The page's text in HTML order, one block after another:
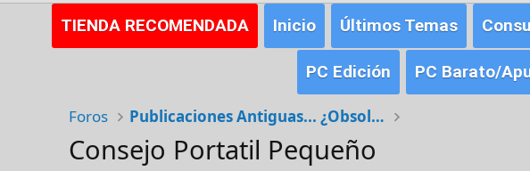
TIENDA RECOMENDADA
Inicio Últimos Temas
PC Edición PC Barato/
Foros Publicaciones Antiguas... ¿Obsoletas?
Consejo Portatil Pequeño